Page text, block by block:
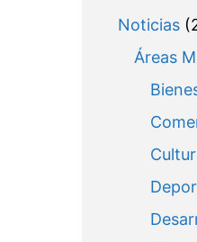
Noticias
Áreas